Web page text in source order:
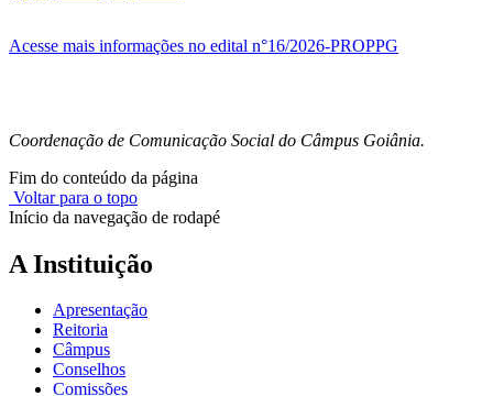
Acesse mais informações no edital n°16/2026-PROPPG
Coordenação de Comunicação Social do Câmpus Goiânia.
Fim do conteúdo da página
Voltar para o topo
Início da navegação de rodapé
A Instituição
Apresentação
Reitoria
Câmpus
Conselhos
Comissões